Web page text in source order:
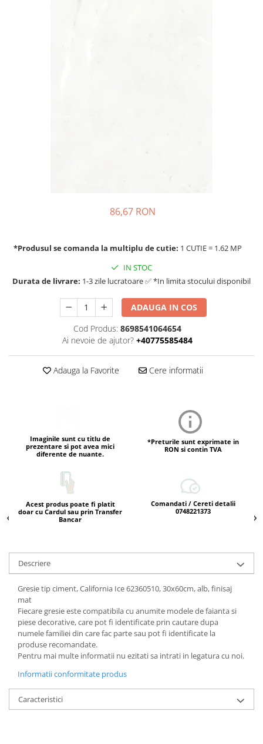
86,67 RON
*Produsul se comanda la multiplu de cutie: 1 CUTIE = 1.62 MP
IN STOC
Durata de livrare: 1-3 zile lucratoare ✅ *In limita stocului disponibil
ADAUGA IN COS
Cod Produs: 8698541064654
Ai nevoie de ajutor? +40775585484
Adauga la Favorite Cere informatii
Imaginile sunt cu titlu de
prezentare si pot avea mici
diferente de nuante.
*Preturile sunt exprimate in
RON si contin TVA
Acest produs poate fi platit
doar cu Cardul sau prin Transfer
Bancar
Comandati / Cereti detalii
0748221373
Descriere
Gresie tip ciment, California Ice 62360510, 30x60cm, alb, finisaj
mat
Fiecare gresie este compatibila cu anumite modele de faianta si
piese decorative, care pot fi identificate prin cautare dupa
numele familiei din care fac parte sau pot fi identificate la
produse recomandate.
Pentru mai multe informatii nu ezitati sa intrati in legatura cu noi.
Informatii conformitate produs
Caracteristici